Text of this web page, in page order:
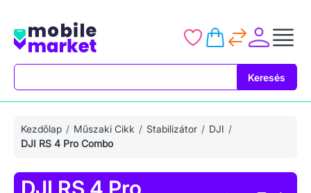
Keresés
Kezdőlap Műszaki Cikk Stabilizátor
DJI
DJI RS 4 Pro Combo